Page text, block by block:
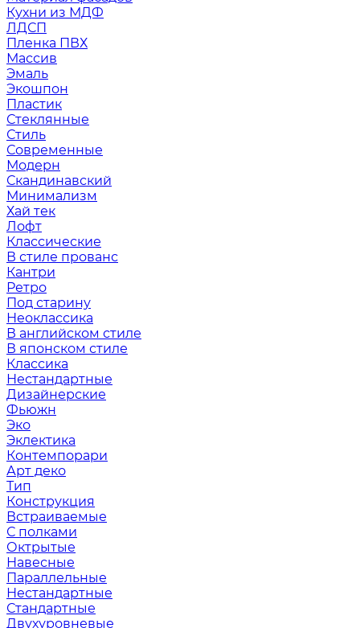
Кухни из МДФ
ЛДСП
Пленка ПВХ
Массив
Эмаль
Экошпон
Пластик
Стеклянные
Стиль
Современные
Модерн
Скандинавский
Минимализм
Хай тек
Лофт
Классические
В стиле прованс
Кантри
Ретро
Под старину
Неоклассика
В английском стиле
В японском стиле
Классика
Нестандартные
Дизайнерские
Фьюжн
Эко
Эклектика
Контемпорари
Арт деко
Тип
Конструкция
Встраиваемые
С полками
Октрытые
Навесные
Параллельные
Нестандартные
Стандартные
Двухуровневые